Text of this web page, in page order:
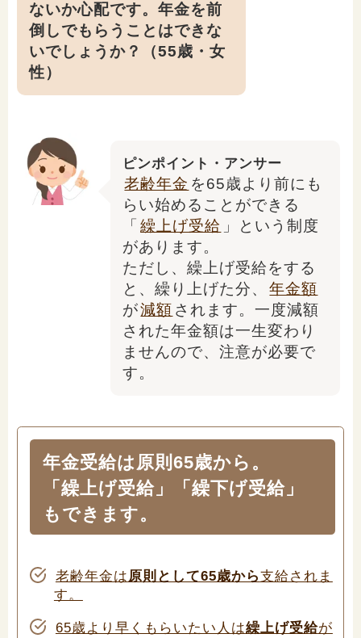
「健康」に関する記事
「終活」に関する記事
「家計」に関する記事
「暮らし」に関する記事
くらしすとについて
プライバシーポリシー（個人情報保護方針）
サイトマップ
閉じる
ないか心配です。年金を前
倒しでもらうことはできな
いでしょうか？（55歳・女
性）
ピンポイント・アンサー
老齢年金 を65歳より前にも
らい始めることができる
「 繰上げ受給 」という制度
があります。
ただし、繰上げ受給をする
と、繰り上げた分、 年金額
が減額 されます。一度減額
された年金額は一生変わり
ませんので、注意が必要で
す。
年金受給は原則65歳から。
「繰上げ受給」「繰下げ受給」
もできます。
老齢年金は原則として65歳から支給されま
す。
65歳より早くもらいたい人は繰上げ受給が